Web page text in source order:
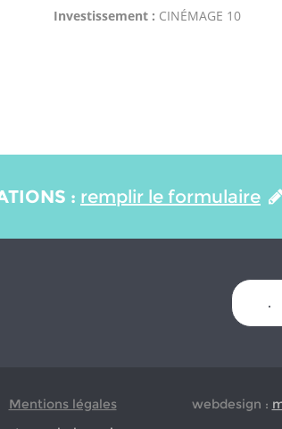
Investissement : CINÉMAGE 10
: remplir le formulaire
.
Mentions légales webdesign :